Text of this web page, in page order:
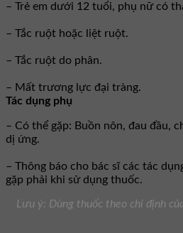
– Trẻ em dưới 12 tuổi, phụ nữ có
– Tắc ruột hoặc liệt ruột.
– Tắc ruột do phân.
– Mất trương lực đại tràng.
Tác dụng phụ
– Có thể gặp: Buồn nôn, đau đầu,
dị ứng.
– Thông báo cho bác sĩ các tác
gặp phải khi sử dụng thuốc.
Lưu ý: Dùng thuốc theo chỉ định